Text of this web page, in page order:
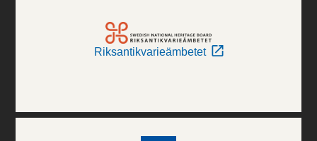
Riksantikvarieämbetet